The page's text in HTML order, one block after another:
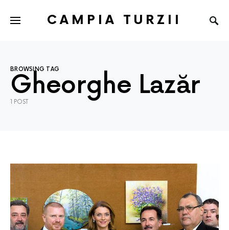
CAMPIA TURZII
BROWSING TAG
Gheorghe Lazăr
1 POST